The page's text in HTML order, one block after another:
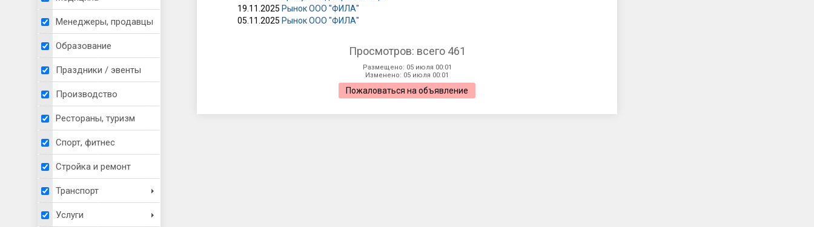
Менеджеры, продавцы
Образование
Праздники / эвенты
Производство
Рестораны, туризм
Спорт, фитнес
Стройка и ремонт
Транспорт
Услуги
19.11.2025 Рынок ООО "ФИЛА"
05.11.2025 Рынок ООО "ФИЛА"
Просмотров: всего 461
Размещено: 05 июля 00:01
Изменено: 05 июля 00:01
Пожаловаться на объявление